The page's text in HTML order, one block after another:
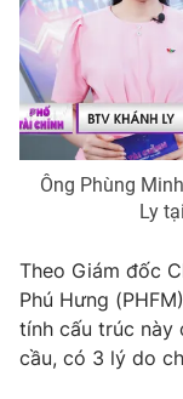
thuận bằng văn
thông tin từ website
Ông Phùng
Ly
Theo Giám đốc
Phú Hưng
tính cấu trúc này
cầu, có 3 lý do